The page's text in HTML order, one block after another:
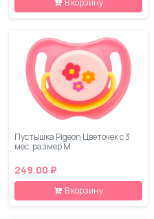
В корзину
Пустышка Pigeon Цветочек с 3
мес. размер M
249.00 ₽
В корзину